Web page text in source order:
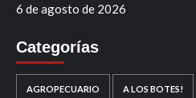
6 de agosto de 2026
Categorías
AGROPECUARIO A LOS BOTES!